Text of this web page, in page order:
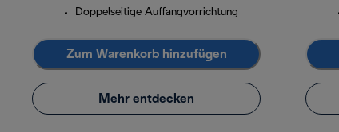
Doppelseitige Auffangvorrichtung
Zum Warenkorb hinzufügen
Mehr entdecken